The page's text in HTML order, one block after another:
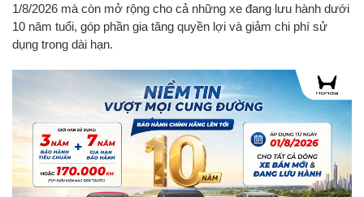
1/8/2026 mà còn mở rộng cho cả những xe đang lưu hành dưới
10 năm tuổi, góp phần gia tăng quyền lợi và giảm chi phí sử
dụng trong dài hạn.